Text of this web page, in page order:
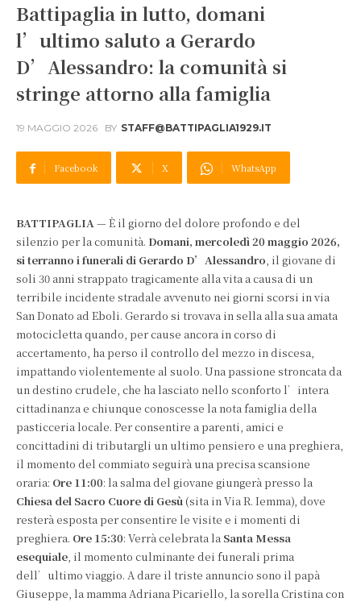
Battipaglia in lutto, domani
l’ultimo saluto a Gerardo
D’Alessandro: la comunità si
stringe attorno alla famiglia
19 MAGGIO 2026 BY STAFF@BATTIPAGLIA1929.IT
Facebook X WhatsApp
BATTIPAGLIA— È il giorno del dolore profondo e del
silenzio per la comunità. Domani, mercoledì 20 maggio 2026,
si terranno i funerali di Gerardo D’Alessandro, il giovane di
soli 30 anni strappato tragicamente alla vita a causa di un
terribile incidente stradale avvenuto nei giorni scorsi in via
San Donato ad Eboli. Gerardo si trovava in sella alla sua amata
motocicletta quando, per cause ancora in corso di
accertamento, ha perso il controllo del mezzo in discesa,
impattando violentemente al suolo. Una passione stroncata da
un destino crudele, che ha lasciato nello sconforto l’intera
cittadinanza e chiunque conoscesse la nota famiglia della
pasticceria locale. Per consentire a parenti, amici e
concittadini di tributargli un ultimo pensiero e una preghiera,
il momento del commiato seguirà una precisa scansione
oraria: Ore 11:00: la salma del giovane giungerà presso la
Chiesa del Sacro Cuore di Gesù (sita in Via R. Iemma), dove
resterà esposta per consentire le visite e i momenti di
preghiera. Ore 15:30: Verrà celebrata la Santa Messa
esequiale, il momento culminante dei funerali prima
dell’ultimo viaggio. A dare il triste annuncio sono il papà
Giuseppe, la mamma Adriana Picariello, la sorella Cristina con